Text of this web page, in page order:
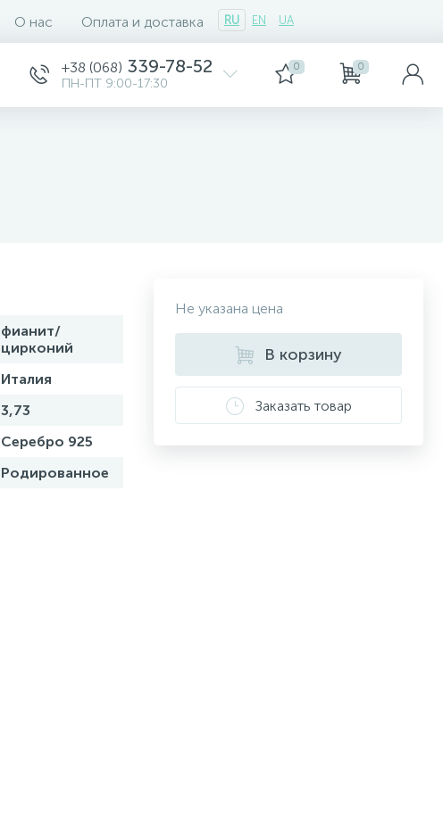
О нас Оплата и доставка RU EN UA
+38 (068) 339-78-52
ПН-ПТ 9:00-17:30
0 0
фианит/
цирконий
Италия
3,73
Серебро 925
Родированное
Не указана цена
В корзину
Заказать товар